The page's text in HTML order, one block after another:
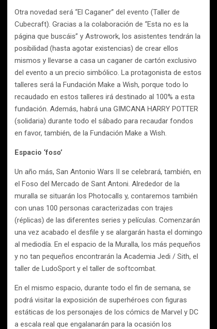
Otra novedad será “El Caganer” del evento (Taller de
Cubecraft). Gracias a la colaboración de “Esta no es la
página que buscáis” y Astrowork, los asistentes tendrán la
posibilidad (hasta agotar existencias) de crear ellos
mismos y llevarse a casa un caganer de cartón exclusivo
del evento a un precio simbólico. La protagonista de estos
talleres será la Fundación Make a Wish, porque todo lo
recaudado en estos talleres irá destinado al 100% a esta
fundación. Además, habrá una GIMCANA HARRY POTTER
(solidaria) durante todo el sábado para recaudar fondos
en favor, también, de la Fundación Make a Wish.
Espacio ‘foso’
Un año más, San Antonio Wars II se celebrará, también, en
el Foso del Mercado de Sant Antoni. Alrededor de la
muralla se situarán los Photocalls y, contaremos también
con unas 100 personas caracterizadas con trajes
(réplicas) de las diferentes series y películas. Comenzarán
una vez acabado el desfile y se alargarán hasta el domingo
al mediodía. En el espacio de la Muralla, los más pequeños
y no tan pequeños encontrarán la Academia Jedi / Sith, el
taller de LudoSport y el taller de softcombat.
En el mismo espacio, durante todo el fin de semana, se
podrá visitar la exposición de superhéroes con figuras
estáticas de los personajes de los cómics de Marvel y DC
a escala real que engalanarán para la ocasión los